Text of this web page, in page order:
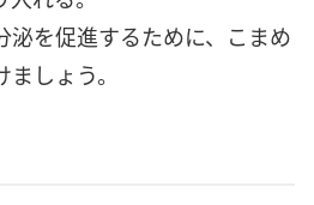
泌を促進するために、こまめ
しょう。